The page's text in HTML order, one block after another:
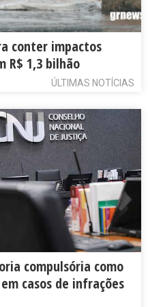
conter impactos
R$ 1,3 bilhão
ÚLTIMAS NOTÍCIAS
compulsória como
casos de infrações